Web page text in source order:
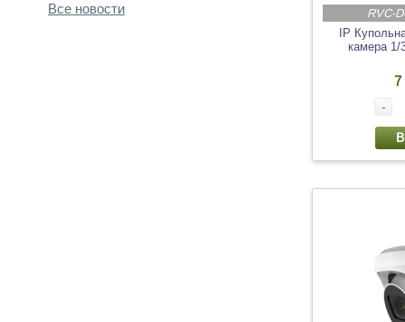
RVC-
IP
камера 1/
7
-
Все новости